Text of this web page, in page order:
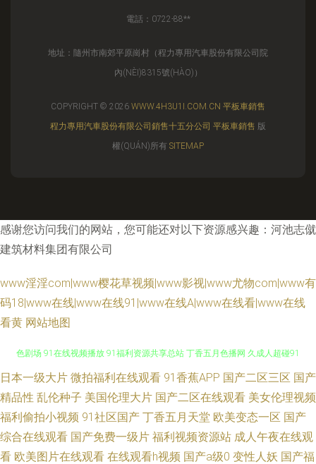
電話：0722-88**
地址：隨州市南郊平原崗村（程力專用汽車股份有限公司院
內(NÈI)8315號(HÀO)）
COPYRIGHT © 2026 WWW.4H3U1I.COM.CN 平板車銷售
程力專用汽車股份有限公司銷售十五分公司 平板車銷售 版
權(QUÁN)所有 SITEMAP
感谢您访问我们的网站，您可能还对以下资源感兴趣：河池志僦
建筑材料集团有限公司
www淫淫com|www樱花草视频|www影视|www尤物com|www有
码18|www在线|www在线91|www在线A|www在线看|www在线
看黄 网站地图
无码网止三级 91福利址 探花后入成人 在线国内精品 国产岳母理论9 成人黄
色剧场 91在线视频播放 91福利资源共享总站 丁香五月色播网 久成人超碰91
日本一级大片 微拍福利在线观看 91香蕉APP 国产二区三区 国产
精品性 乱伦种子 美国伦理大片 国产二区在线观看 美女伦理视频
福利偷拍小视频 91社区国产 丁香五月天堂 欧美变态一区 国产
综合在线观看 国产免费一级片 福利视频资源站 成人午夜在线观
看 欧美图片在线观看 在线观看h视频 国产a级0 变性人妖 国产福